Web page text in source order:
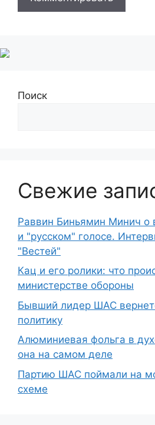
Поиск
Свежие
Раввин Биньямин Минич о
и "русском" голосе.
"Вестей"
Кац и его ролики: что
министерстве обороны
Бывший лидер ШАС
политику
Алюминиевая фольга в
она на самом деле
Партию ШАС поймали на
схеме